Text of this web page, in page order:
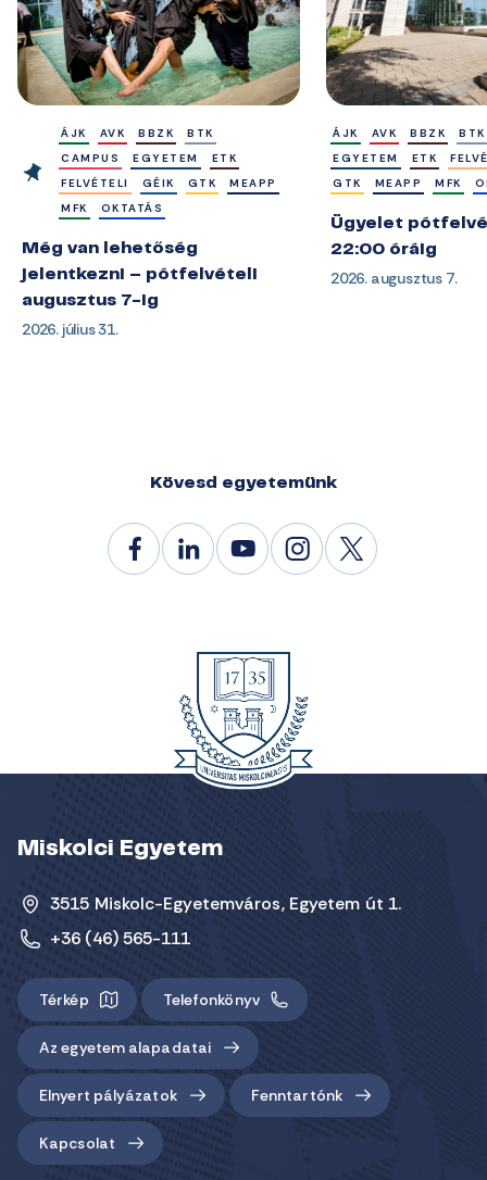
ÁJK AVK BBZK
BTK
CAMPUS
EGYETEM
ETK
FELVÉTELI
GÉIK GTK
MEAPP
MFK
OKTATÁS
Még van lehetőség
jelentkezni – pótfelvételi
augusztus 7-ig
2026. július 31.
ÁJK AVK BBZK
BTK
EGYETEM
ETK
GTK
MEAPP MFK
Ügyelet
22:00 óráig
2026. augusztus 7.
Kövesd egyetemünk
Miskolci Egyetem
3515 Miskolc-Egyetemváros, Egyetem út 1.
+36 (46) 565-111
Térkép Telefonkönyv
Az egyetem alapadatai
Elnyert pályázatok Fenntartónk
Kapcsolat